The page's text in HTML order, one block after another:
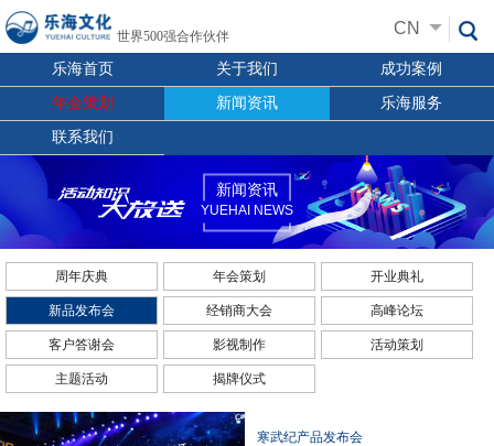
世界500强合作伙伴 CN
乐海首页 关于我们 成功案例
年会策划 新闻资讯 乐海服务
联系我们
新闻资讯
YUEHAI NEWS
周年庆典 年会策划 开业典礼
新品发布会 经销商大会 高峰论坛
客户答谢会 影视制作 活动策划
主题活动 揭牌仪式
寒武纪产品发布会